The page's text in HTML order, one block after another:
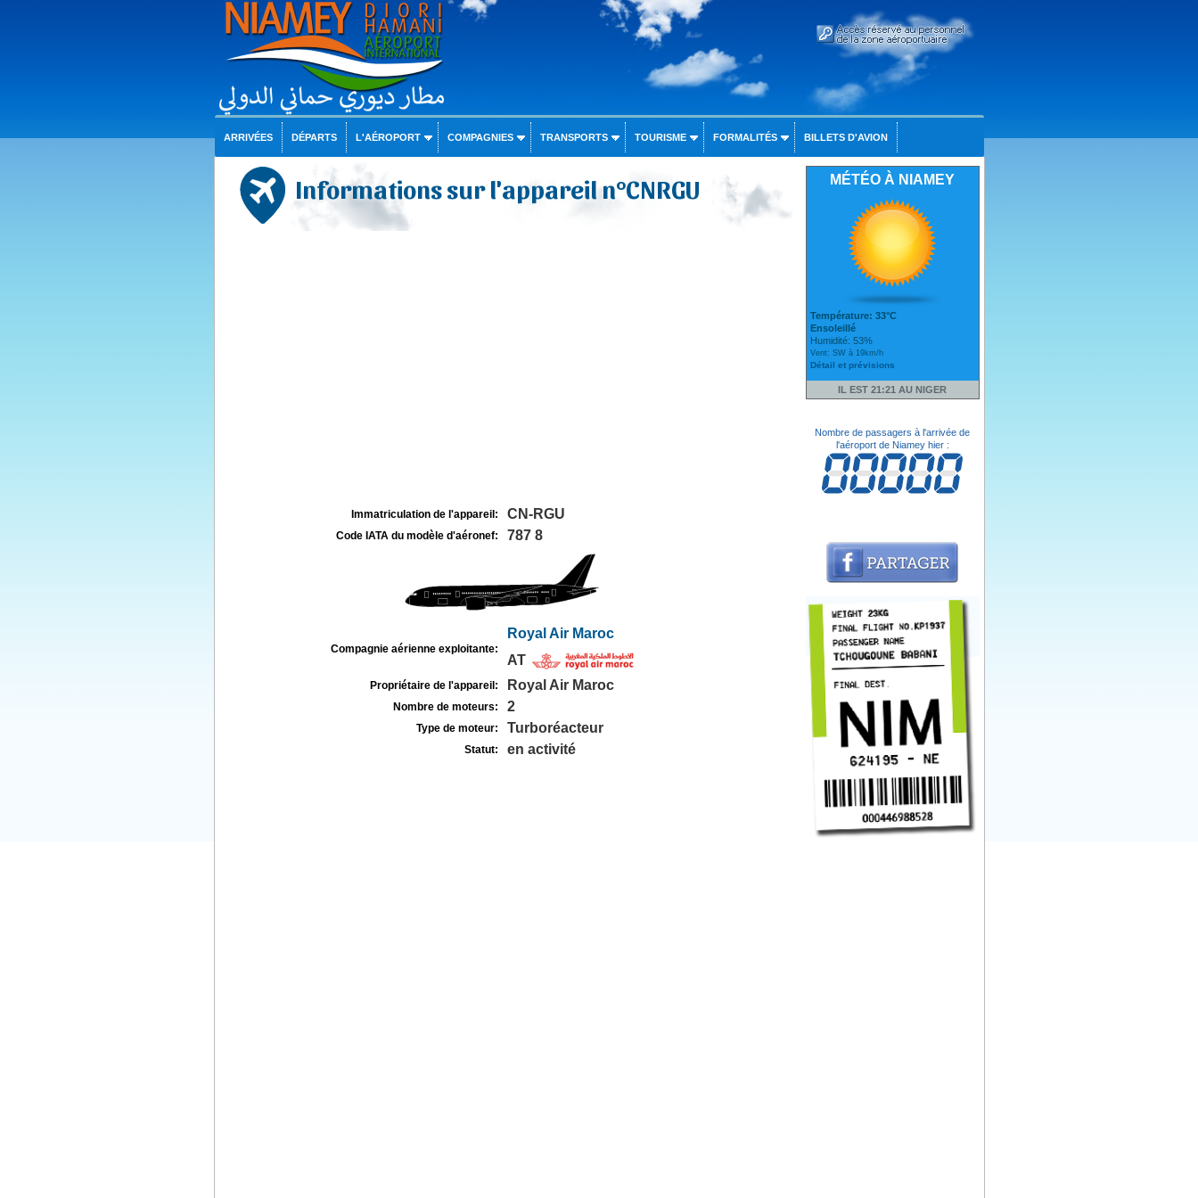
ARRIVÉES DÉPARTS L'AÉROPORT COMPAGNIES TRANSPORTS TOURISME FORMALITÉS BILLETS D'AVION
Informations sur l'appareil n°CNRGU
Immatriculation de l'appareil: CN-RGU
Code IATA du modèle d'aéronef: 787 8
Compagnie aérienne exploitante:
Royal Air Maroc
AT
Propriétaire de l'appareil: Royal Air Maroc
Nombre de moteurs: 2
Type de moteur: Turboréacteur
Statut: en activité
MÉTÉO À NIAMEY
Température: 33°C
Ensoleillé
Humidité: 53%
Vent: SW à 19km/h
Détail et prévisions
IL EST 21:21 AU NIGER
Nombre de passagers à l'arrivée de
l'aéroport de Niamey hier :